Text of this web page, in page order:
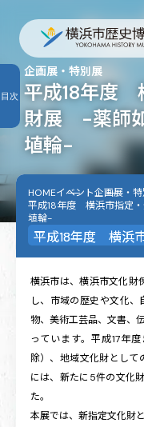
平成18年度
財展 -薬師如
埴輪-
企画展・特別展
HOMEイベント企画展・
平成18年度 横浜市指定
埴輪-
横浜市は、横浜市文化財
し、市域の歴史や文化
物、美術工芸品、文書、
っています。平成17年
除）、地域文化財とし
には、新たに5件の文化
た。
本展では、新指定文化財
目次